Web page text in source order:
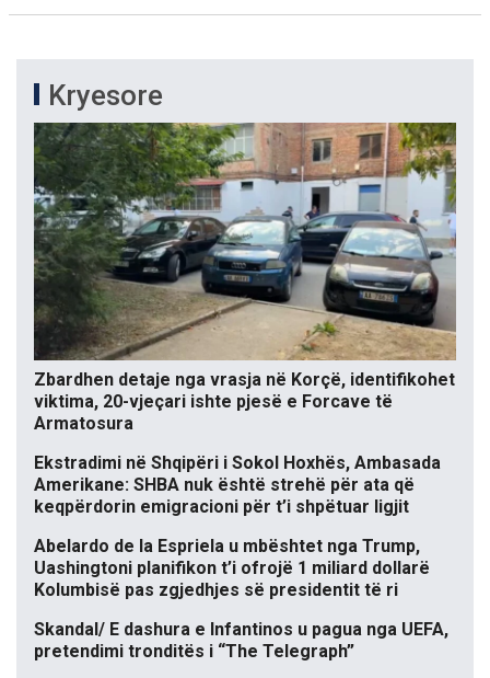
Kryesore
Zbardhen detaje nga vrasja në Korçë, identifikohet
viktima, 20-vjeçari ishte pjesë e Forcave të
Armatosura
Ekstradimi në Shqipëri i Sokol Hoxhës, Ambasada
Amerikane: SHBA nuk është strehë për ata që
keqpërdorin emigracioni për t’i shpëtuar ligjit
Abelardo de la Espriela u mbështet nga Trump,
Uashingtoni planifikon t’i ofrojë 1 miliard dollarë
Kolumbisë pas zgjedhjes së presidentit të ri
Skandal/ E dashura e Infantinos u pagua nga UEFA,
pretendimi tronditës i “The Telegraph”